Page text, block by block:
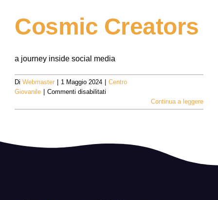
Cosmic Creators
a journey inside social media
Di Webmaster 1 Maggio 2024
Centro
Giovanile
Commenti disabilitati
Creators
Continua a leggere